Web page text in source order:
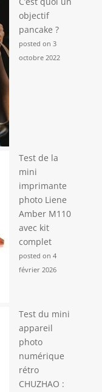
objectif
pancake ?
posted on 3
octobre 2022
Test de la
mini
imprimante
photo Liene
Amber M110
avec kit
complet
posted on 4
février 2026
Test du mini
appareil
photo
numérique
rétro
CHUZHAO :